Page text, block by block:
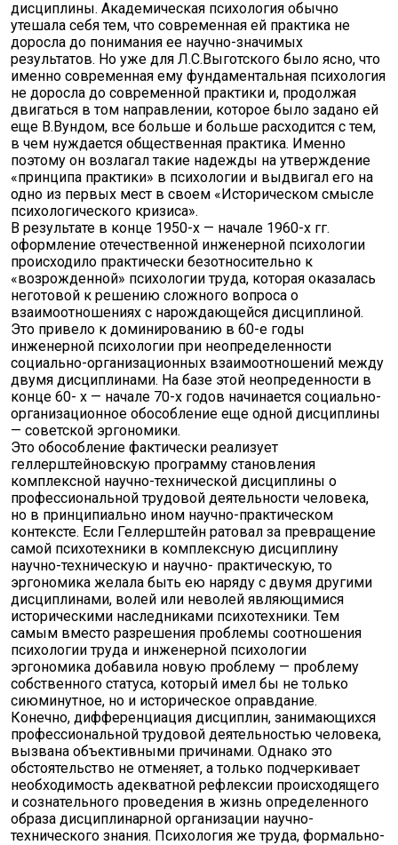
дисциплины. Академическая психология обычно
утешала себя тем, что современная ей практика не
доросла до понимания ее научно-значимых
результатов. Но уже для Л.С.Выготского было ясно, что
именно современная ему фундаментальная психология
не доросла до современной практики и, продолжая
двигаться в том направлении, которое было задано ей
еще В.Вундом, все больше и больше расходится с тем,
в чем нуждается общественная практика. Именно
поэтому он возлагал такие надежды на утверждение
«принципа практики» в психологии и выдвигал его на
одно из первых мест в своем «Историческом смысле
психологического кризиса».
В результате в конце 1950-х — начале 1960-х гг.
оформление отечественной инженерной психологии
происходило практически безотносительно к
«возрожденной» психологии труда, которая оказалась
неготовой к решению сложного вопроса о
взаимоотношениях с нарождающейся дисциплиной.
Это привело к доминированию в 60-е годы
инженерной психологии при неопределенности
социально-организационных взаимоотношений между
двумя дисциплинами. На базе этой неопреденности в
конце 60- х — начале 70-х годов начинается социально-
организационное обособление еще одной дисциплины
— советской эргономики.
Это обособление фактически реализует
геллерштейновскую программу становления
комплексной научно-технической дисциплины о
профессиональной трудовой деятельности человека,
но в принципиально ином научно-практическом
контексте. Если Геллерштейн ратовал за превращение
самой психотехники в комплексную дисциплину
научно-техническую и научно- практическую, то
эргономика желала быть ею наряду с двумя другими
дисциплинами, волей или неволей являющимися
историческими наследниками психотехники. Тем
самым вместо разрешения проблемы соотношения
психологии труда и инженерной психологии
эргономика добавила новую проблему — проблему
собственного статуса, который имел бы не только
сиюминутное, но и историческое оправдание.
Конечно, дифференциация дисциплин, занимающихся
профессиональной трудовой деятельностью человека,
вызвана объективными причинами. Однако это
обстоятельство не отменяет, а только подчеркивает
необходимость адекватной рефлексии происходящего
и сознательного проведения в жизнь определенного
образа дисциплинарной организации научно-
технического знания. Психология же труда, формально-